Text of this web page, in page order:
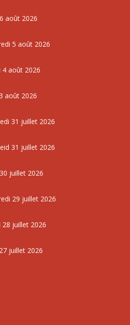
août 2026
5 août 2026
4 août 2026
août 2026
31 juillet 2026
31 juillet 2026
juillet 2026
29 juillet 2026
28 juillet 2026
juillet 2026